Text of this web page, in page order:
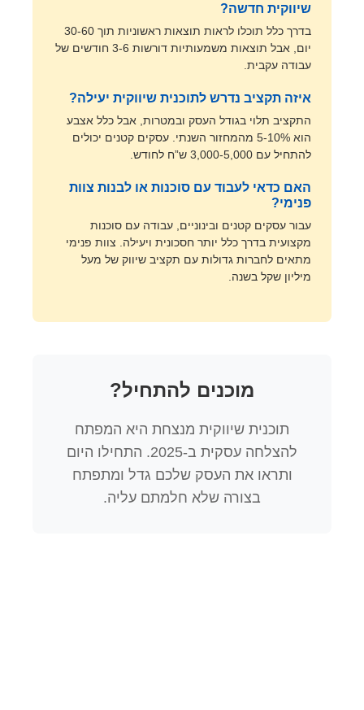
שיווקית חדשה?
בדרך כלל תוכלו לראות תוצאות ראשוניות תוך 30-60
יום, אבל תוצאות משמעותיות דורשות 3-6 חודשים של
עבודה עקבית.
איזה תקציב נדרש לתוכנית שיווקית יעילה?
התקציב תלוי בגודל העסק ובמטרות, אבל כלל אצבע
הוא 5-10% מהמחזור השנתי. עסקים קטנים יכולים
להתחיל עם 3,000-5,000 ש”ח לחודש.
האם כדאי לעבוד עם סוכנות או לבנות צוות
פנימי?
עבור עסקים קטנים ובינוניים, עבודה עם סוכנות
מקצועית בדרך כלל יותר חסכונית ויעילה. צוות פנימי
מתאים לחברות גדולות עם תקציב שיווק של מעל
מיליון שקל בשנה.
מוכנים להתחיל?
תוכנית שיווקית מנצחת היא המפתח
להצלחה עסקית ב-2025. התחילו היום
ותראו את העסק שלכם גדל ומתפתח
בצורה שלא חלמתם עליה.